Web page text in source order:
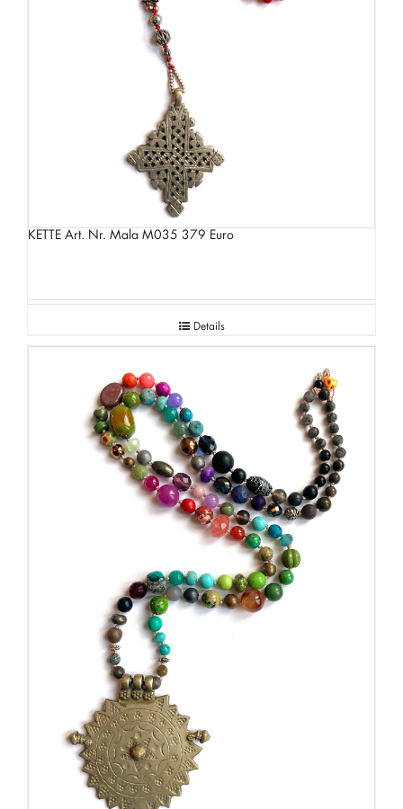
KETTE Art. Nr. Mala M035 379 Euro
Details